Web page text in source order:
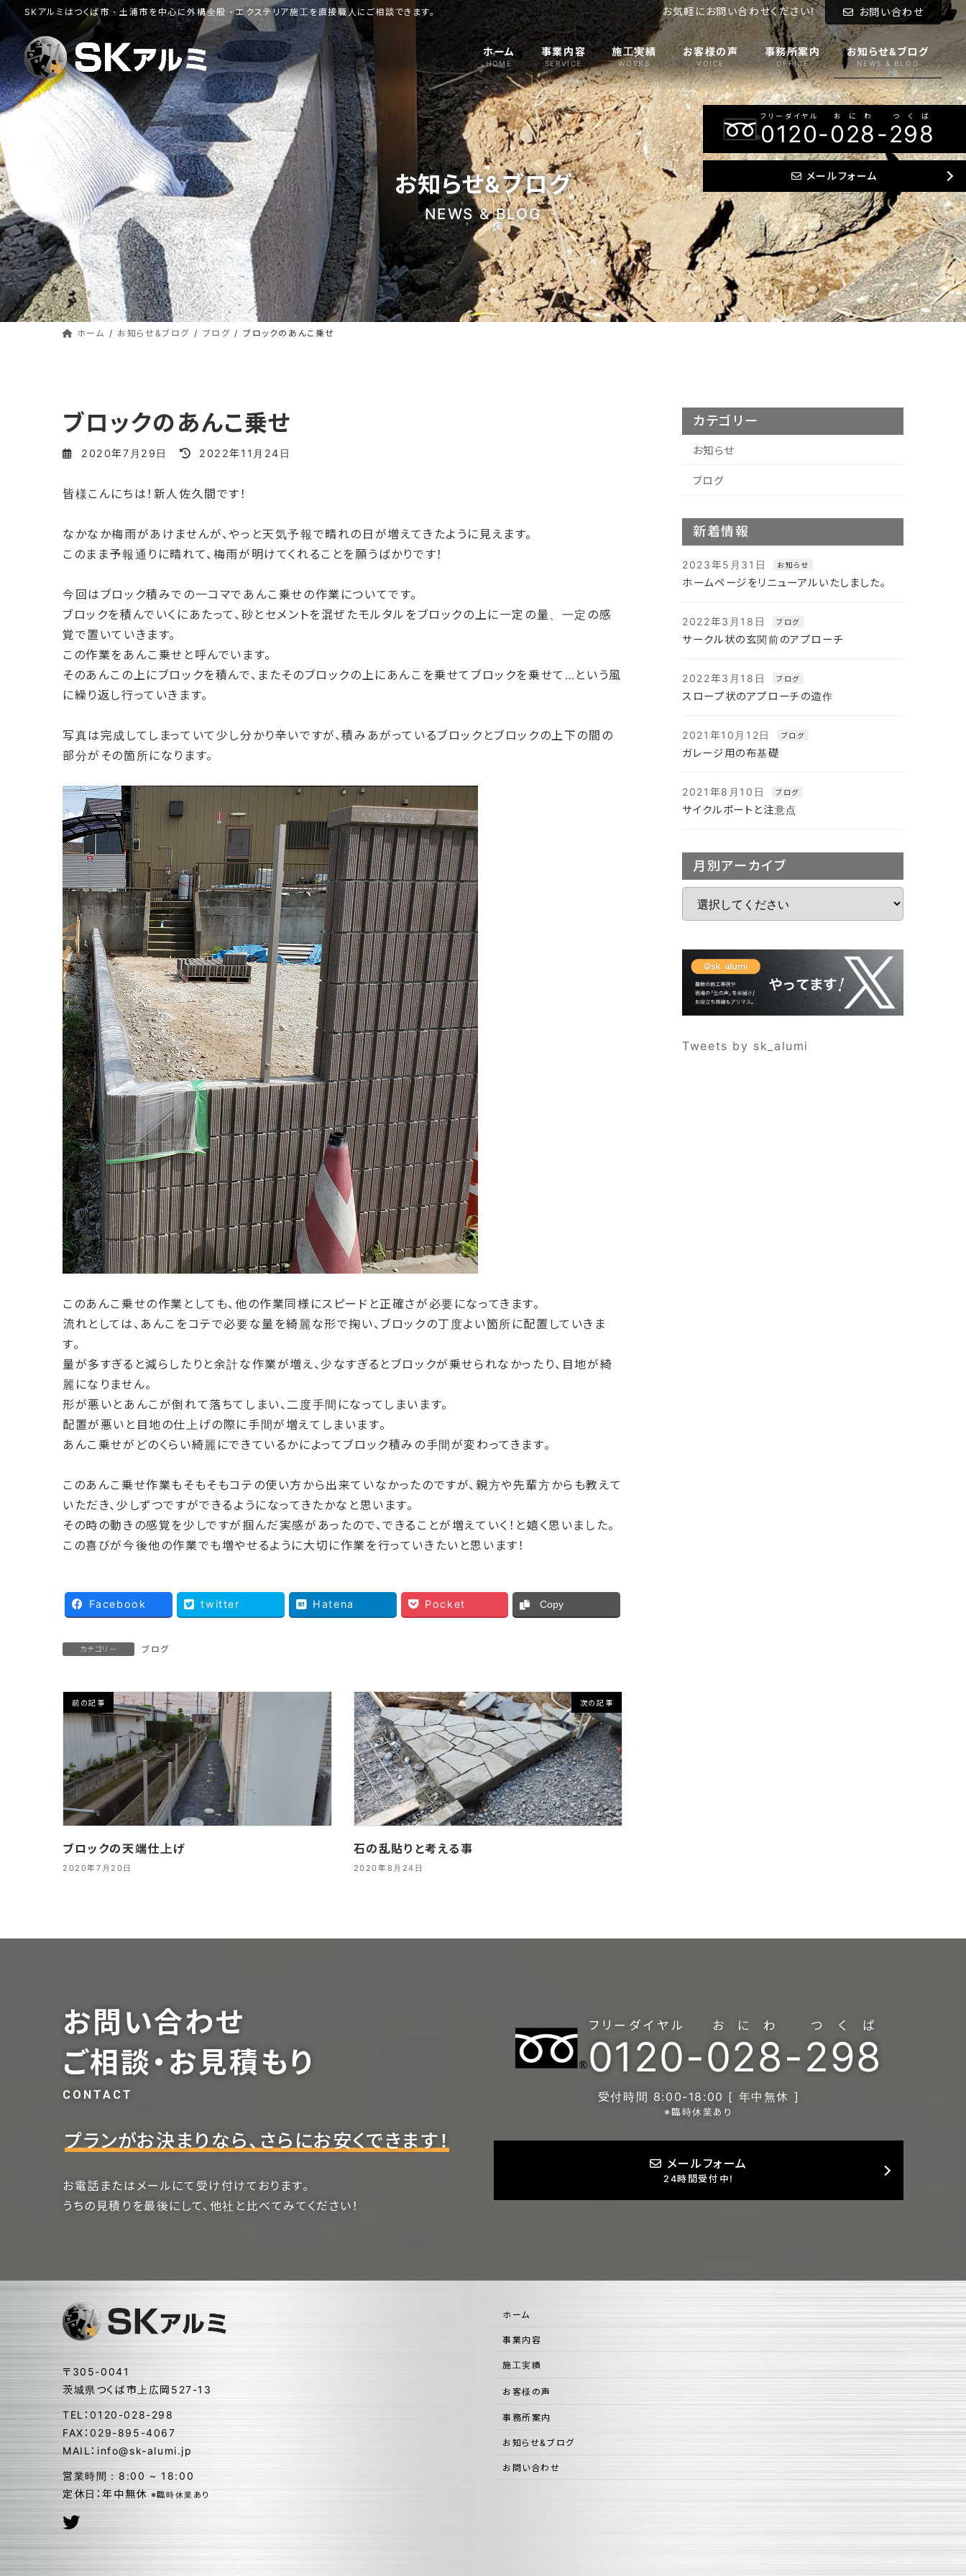
コ
テ
ン
ツ
へ
ス
ッ
プ
ナ
ゲ
ー
シ
ョ
ン
移
動
SKアルミはつくば市・土浦市を中心に外構全般・エクステリア施工を直接職人にご相談できます。 お気軽にお問い合わせください! お問い合わせ
ホーム
HOME
事業内容
SERVICE
施工実績
WORKS
お客様の声
VOICE
事務所案内
OFFICE
お知らせ&ブログ
NEWS & BLOG
お知らせ&ブログ
NEWS & BLOG
ホーム お知らせ&ブログ ブログ ブロックのあんこ乗せ
ブロックのあんこ乗せ
2020年7月29日
最
新
時
:
2022年11月24日
皆様こんにちは！新人佐久間です！
なかなか梅雨があけませんが、やっと天気予報で晴れの日が増えてきたように見えます。
このまま予報通りに晴れて、梅雨が明けてくれることを願うばかりです！
今回はブロック積みでの一コマであんこ乗せの作業についてです。
ブロックを積んでいくにあたって、砂とセメントを混ぜたモルタルをブロックの上に一定の量、一定の感
覚で置いていきます。
この作業をあんこ乗せと呼んでいます。
そのあんこの上にブロックを積んで、またそのブロックの上にあんこを乗せてブロックを乗せて…という風
に繰り返し行っていきます。
写真は完成してしまっていて少し分かり辛いですが、積みあがっているブロックとブロックの上下の間の
部分がその箇所になります。
このあんこ乗せの作業としても、他の作業同様にスピードと正確さが必要になってきます。
流れとしては、あんこをコテで必要な量を綺麗な形で掬い、ブロックの丁度よい箇所に配置していきま
す。
量が多すぎると減らしたりと余計な作業が増え、少なすぎるとブロックが乗せられなかったり、目地が綺
麗になりません。
形が悪いとあんこが倒れて落ちてしまい、二度手間になってしまいます。
配置が悪いと目地の仕上げの際に手間が増えてしまいます。
あんこ乗せがどのくらい綺麗にできているかによってブロック積みの手間が変わってきます。
このあんこ乗せ作業もそもそもコテの使い方から出来ていなかったのですが、親方や先輩方からも教えて
いただき、少しずつですができるようになってきたかなと思います。
その時の動きの感覚を少しですが掴んだ実感があったので、できることが増えていく！と嬉く思いました。
この喜びが今後他の作業でも増やせるように大切に作業を行っていきたいと思います！
Facebook twitter Hatena Pocket Copy
カテゴリー ブログ
前の記事
ブロックの天端仕上げ
2020年7月20日
次の記事
石の乱貼りと考える事
2020年8月24日
カテゴリー
お知らせ
ブログ
新着情報
2023年5月31日 お知らせ
ホームページをリニューアルいたしました。
2022年3月18日 ブログ
サークル状の玄関前のアプローチ
2022年3月18日 ブログ
スロープ状のアプローチの造作
2021年10月12日 ブログ
ガレージ用の布基礎
2021年8月10日 ブログ
サイクルポートと注意点
月別アーカイブ
Tweets by sk_alumi
お問い合わせ
ご相談・お見積もり
CONTACT
プランがお決まりなら、さらにお安くできます！
お電話またはメールにて受け付けております。
うちの見積りを最後にして、他社と比べてみてください！
0120
フリーダイヤル
-028
おにわ
-298
つくば
受付時間 8:00-18:00 [ 年中無休 ]
※臨時休業あり
メールフォーム
24時間受付中!
〒305-0041
茨城県つくば市上広岡527-13
TEL：0120-028-298
FAX：029-895-4067
MAIL：info@sk-alumi.jp
営業時間：8:00 ~ 18:00
定休日：年中無休 ※臨時休業あり
0120
フリーダイヤル
-028
おにわ
-298
つくば
メールフォーム
ホーム
事業内容
施工実績
お客様の声
事務所案内
お知らせ&ブログ
お問い合わせ